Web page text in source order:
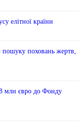
елітної країни
пошуку поховань жертв,
8 млн євро до Фонду